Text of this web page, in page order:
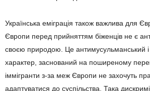
Українська еміграція також важлива для
Європи перед прийняттям біженців не є
своєю природою. Це антимусульманський і
характер, заснований на поширеному
іммігранти з-за меж Європи не захочуть
адаптуватися до суспільства. Така